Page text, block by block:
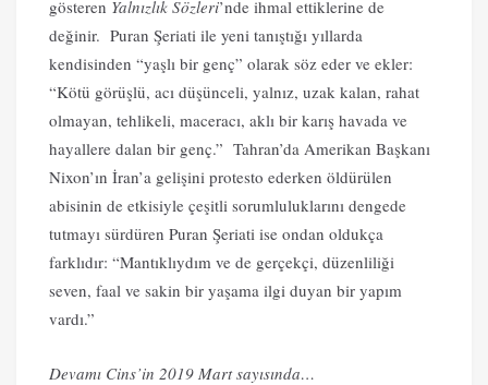
gösteren Yalnızlık Sözleri’nde ihmal ettiklerine de
değinir. Puran Şeriati ile yeni tanıştığı yıllarda
kendisinden “yaşlı bir genç” olarak söz eder ve ekler:
“Kötü görüşlü, acı düşünceli, yalnız, uzak kalan, rahat
olmayan, tehlikeli, maceracı, aklı bir karış havada ve
hayallere dalan bir genç.” Tahran’da Amerikan Başkanı
Nixon’ın İran’a gelişini protesto ederken öldürülen
abisinin de etkisiyle çeşitli sorumluluklarını dengede
tutmayı sürdüren Puran Şeriati ise ondan oldukça
farklıdır: “Mantıklıydım ve de gerçekçi, düzenliliği
seven, faal ve sakin bir yaşama ilgi duyan bir yapım
vardı.”
Devamı Cins’in 2019 Mart sayısında…